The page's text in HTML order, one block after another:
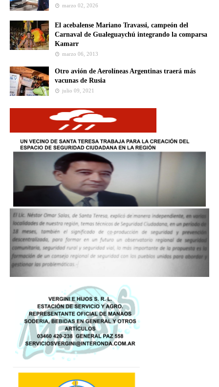
marzo 02, 2026
El acebalense Mariano Travassi, campeón del
Carnaval de Gualeguaychú integrando la comparsa
Kamarr
marzo 06, 2013
Otro avión de Aerolíneas Argentinas traerá más
vacunas de Rusia
julio 09, 2021